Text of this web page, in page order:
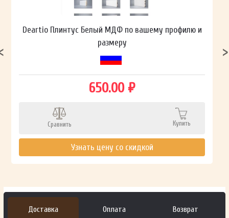
Deartio Плинтус Белый МДФ по вашему профилю и
размеру
650.00 ₽
Сравнить Купить
Узнать цену со скидкой
Доставка Оплата Возврат